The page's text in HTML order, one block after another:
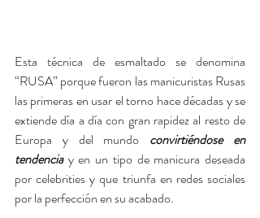
Esta técnica de esmaltado se denomina
“RUSA” porque fueron las manicuristas Rusas
las primeras en usar el torno hace décadas y se
extiende día a día con gran rapidez al resto de
Europa y del mundo convirtiéndose en
tendencia y en un tipo de manicura deseada
por celebrities y que triunfa en redes sociales
por la perfección en su acabado.